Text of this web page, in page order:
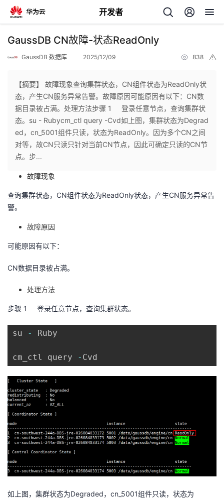
开发者
返
个
人
页
我
开
者
我
的
我
坛
圈
的
播
我
活
动
的
关
我
的
开
我
的
我
GaussDB CN故障-状态ReadOnly
GaussDB 数据库 2025/12/09 838
【摘要】 故障现象查询集群状态，CN组件状态为ReadOnly状
态，产生CN服务异常告警。故障原因可能原因有以下：CN数
据目录被占满。处理方法步骤 1 登录任意节点，查询集群状
态。su - Rubycm_ctl query -Cvd如上图，集群状态为Degrad
ed，cn_5001组件只读，状态为ReadOnly。因为多个CN之间
对等，故CN只读只针对当前CN节点，因此可确定只读的CN节
点。步...
故障现象
查询集群状态， CN组件状态为ReadOnly状态，产生CN服务异常告
警。
故障原因
可能原因有以下：
CN数据目录被占满。
处理方法
步骤 1 登录任意节点，查询集群状态。
su - Ruby
cm_ctl query - Cvd
如上图，集群状态为Degraded， cn_5001组件只读，状态为